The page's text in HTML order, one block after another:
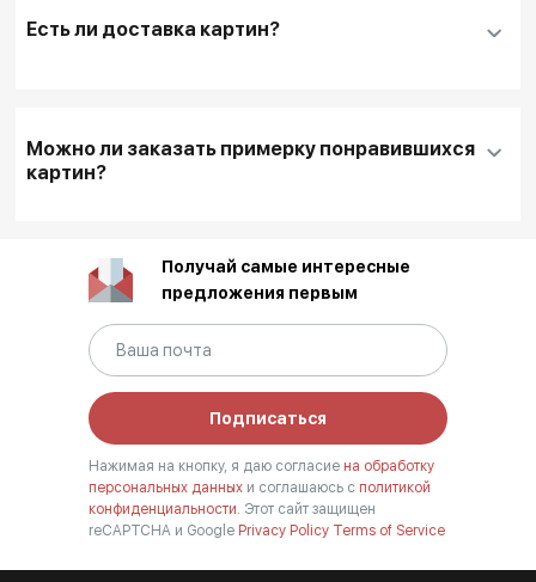
Заполнитьконтактные данные и адрес
Для оплаты другим способом или для запроса
дополнительной информации перед покупкой
После оформления заказа (в течение 1 дня) с
Вами свяжется наш менеджер для уточнения
деталей
Есть ли доставка картин?
Можно ли заказать примерку понравившихся
картин?
Мы доставляем выбранные произведения на
дом.
Наши сотрудники распаковывают картины и
помогают с выбором подходящего места в
интерьере.
Если Вас все устраивает, то произведение
сразу становится Вашим после оплаты.
Если Вам нужно время на обдумывание покупки
Получай самые интересные
предложения первым
Подписаться
Нажимая на кнопку, я даю согласие на обработку
персональных данных и соглашаюсь с политикой
конфиденциальности. Этот сайт защищен
reCAPTCHA и Google Privacy Policy Terms of Service